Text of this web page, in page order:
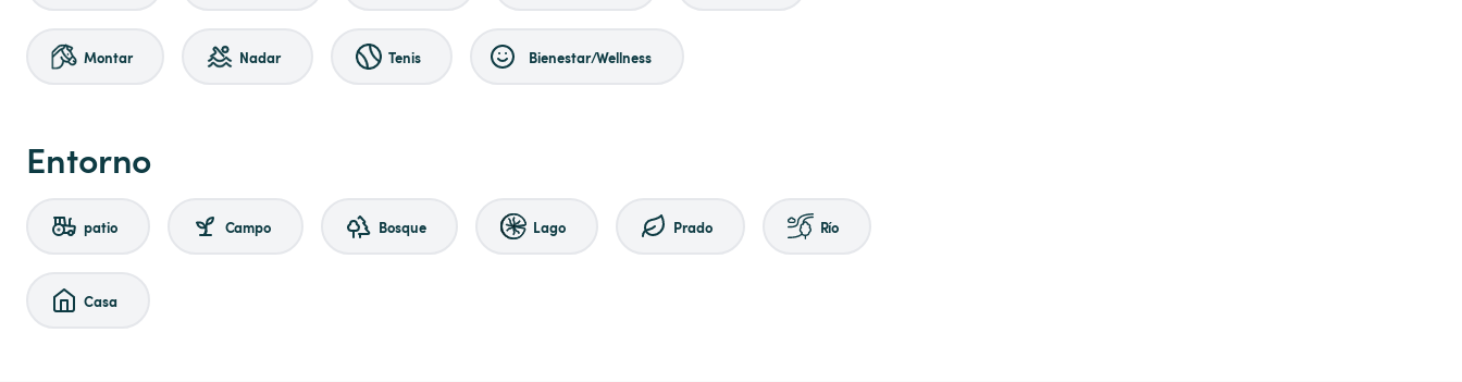
Montar Nadar Tenis Bienestar/Wellness
Entorno
patio Campo Bosque Lago Prado Río
Casa